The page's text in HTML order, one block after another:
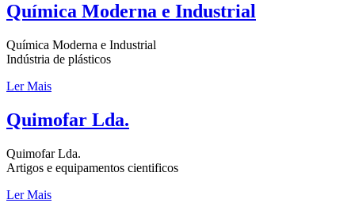
Química Moderna e Industrial
Química Moderna e Industrial
Indústria de plásticos
Ler Mais
Quimofar Lda.
Quimofar Lda.
Artigos e equipamentos cientificos
Ler Mais